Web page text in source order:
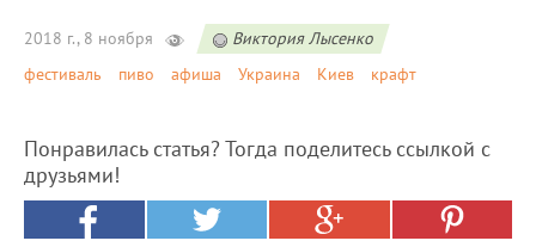
2018 г., 8 ноября
Виктория Лысенко
фестиваль
пиво афиша Украина Киев крафт
Понравилась статья? Тогда поделитесь ссылкой с
друзьями!